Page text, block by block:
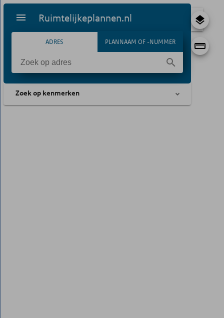
Ruimtelijkeplannen.nl
ADRES PLANNAAM OF -NUMMER
Zoek op kenmerken